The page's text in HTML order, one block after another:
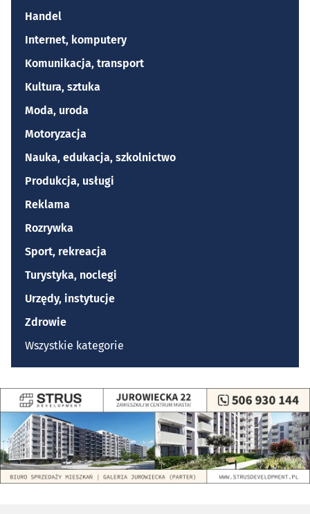
Handel
Internet, komputery
Komunikacja, transport
Kultura, sztuka
Moda, uroda
Motoryzacja
Nauka, edukacja, szkolnictwo
Produkcja, usługi
Reklama
Rozrywka
Sport, rekreacja
Turystyka, noclegi
Urzędy, instytucje
Zdrowie
Wszystkie kategorie